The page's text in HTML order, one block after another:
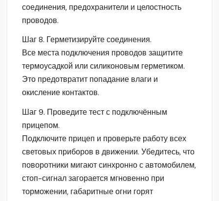
соединения, предохранители и целостность
проводов.
Шаг 8. Герметизируйте соединения.
Все места подключения проводов защитите
термоусадкой или силиконовым герметиком.
Это предотвратит попадание влаги и
окисление контактов.
Шаг 9. Проведите тест с подключённым
прицепом.
Подключите прицеп и проверьте работу всех
световых приборов в движении. Убедитесь, что
поворотники мигают синхронно с автомобилем,
стоп-сигнал загорается мгновенно при
торможении, габаритные огни горят